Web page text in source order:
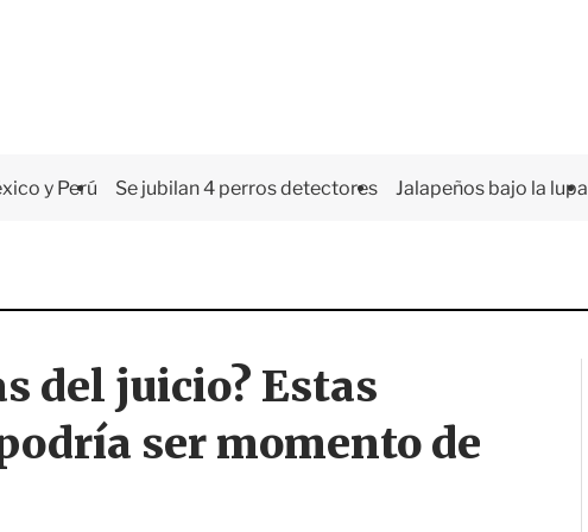
y Perú Se jubilan 4 perros detectores Jalapeños bajo la lupa
del juicio? Estas
ser momento de